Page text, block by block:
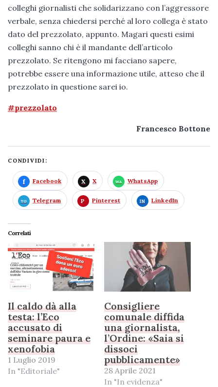
colleghi giornalisti che solidarizzano con l’aggressore
verbale, senza chiedersi perché al loro collega è stato
dato del prezzolato, appunto. Magari questi esimi
colleghi sanno chi è il mandante dell’articolo
prezzolato. Se ritengono mi facciano sapere,
potrebbe essere una informazione utile, atteso che il
prezzolato in questione sarei io.
#prezzolato
Francesco Bottone
CONDIVIDI:
Facebook X WhatsApp
Telegram Pinterest LinkedIn
Correlati
Il caldo dà alla
testa: l’Eco
accusato di
seminare paura e
xenofobia
1 Luglio 2019
In "Editoriale"
Consigliere
comunale diffida
una giornalista,
l’Ordine: «Saia si
dissoci
pubblicamente»
28 Aprile 2021
In "In evidenza"